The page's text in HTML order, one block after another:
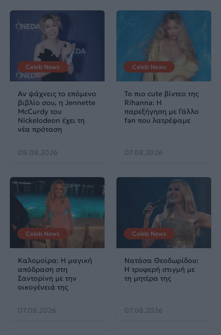
Celeb News
Αν ψάχνεις το επόμενο
βιβλίο σου, η Jennette
McCurdy του
Nickelodeon έχει τη
νέα πρόταση
08.08.2026
Celeb News
Το πιο cute βίντεο της
Rihanna: Η
παρεξήγηση με Γάλλο
fan που λατρέψαμε
07.08.2026
Celeb News
Καλομοίρα: Η μαγική
απόδραση στη
Σαντορίνη με την
οικογένειά της
07.08.2026
Celeb News
Νατάσα Θεοδωρίδου:
Η τρυφερή στιγμή με
τη μητέρα της
07.08.2026